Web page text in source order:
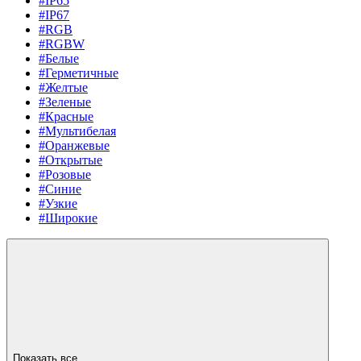
#IP67
#RGB
#RGBW
#Белые
#Герметичные
#Желтые
#Зеленые
#Красные
#Мультибелая
#Оранжевые
#Открытые
#Розовые
#Синие
#Узкие
#Широкие
Показать все